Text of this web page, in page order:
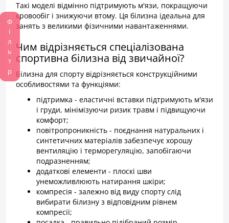
Фільтр
Такі моделі відмінно підтримують м'язи, покращуючи
кровообіг і знижуючи втому. Ця білизна ідеальна для
занять з великими фізичними навантаженнями.
Чим відрізняється спеціалізована
спортивна білизна від звичайної?
Білизна для спорту відрізняється конструкційними
особливостями та функціями:
підтримка - еластичні вставки підтримують м'язи
і груди, мінімізуючи ризик травм і підвищуючи
комфорт;
повітропроникність - поєднання натуральних і
синтетичних матеріалів забезпечує хорошу
вентиляцію і терморегуляцію, запобігаючи
подразненням;
додаткові елементи - плоскі шви
унеможливлюють натирання шкіри;
компресія - залежно від виду спорту слід
вибирати білизну з відповідним рівнем
компресії;